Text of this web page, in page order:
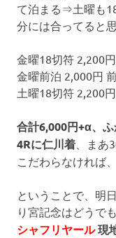
て泊まる⇒土曜も
分には合ってると思
金曜18切符 2,200円
金曜前泊 2,000円
土曜18切符 2,200円
合計6,000円+α、
4Rに仁川着 、ま
こだわらなければ
ということで、明
り宮記念はどうで
シャフリヤール現